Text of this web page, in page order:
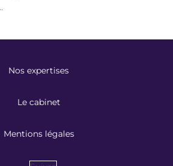
Nos expertises
Le cabinet
Mentions légales